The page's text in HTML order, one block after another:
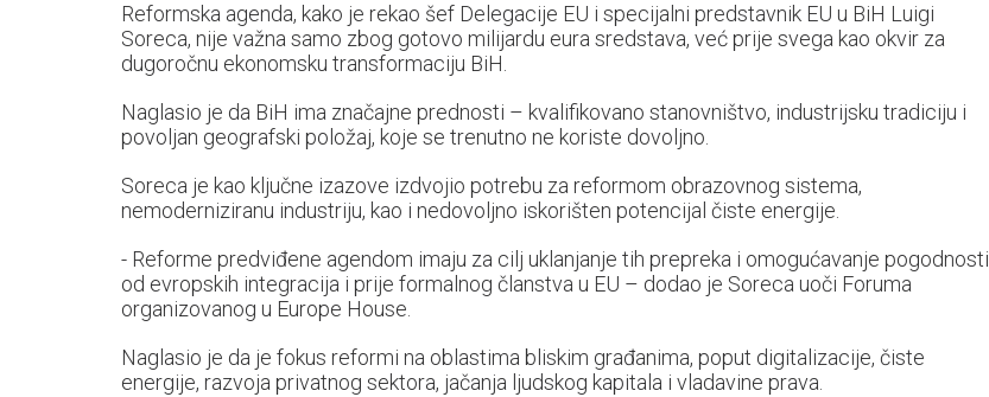
Reformska agenda, kako je rekao šef Delegacije EU i specijalni predstavnik EU u BiH Luigi
Soreca, nije važna samo zbog gotovo milijardu eura sredstava, već prije svega kao okvir za
dugoročnu ekonomsku transformaciju BiH.
Naglasio je da BiH ima značajne prednosti – kvalifikovano stanovništvo, industrijsku tradiciju i
povoljan geografski položaj, koje se trenutno ne koriste dovoljno.
Soreca je kao ključne izazove izdvojio potrebu za reformom obrazovnog sistema,
nemoderniziranu industriju, kao i nedovoljno iskorišten potencijal čiste energije.
- Reforme predviđene agendom imaju za cilj uklanjanje tih prepreka i omogućavanje pogodnosti
od evropskih integracija i prije formalnog članstva u EU – dodao je Soreca uoči Foruma
organizovanog u Europe House.
Naglasio je da je fokus reformi na oblastima bliskim građanima, poput digitalizacije, čiste
energije, razvoja privatnog sektora, jačanja ljudskog kapitala i vladavine prava.